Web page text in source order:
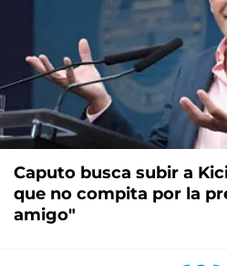
Caputo busca subir a
que no compita por la
amigo"